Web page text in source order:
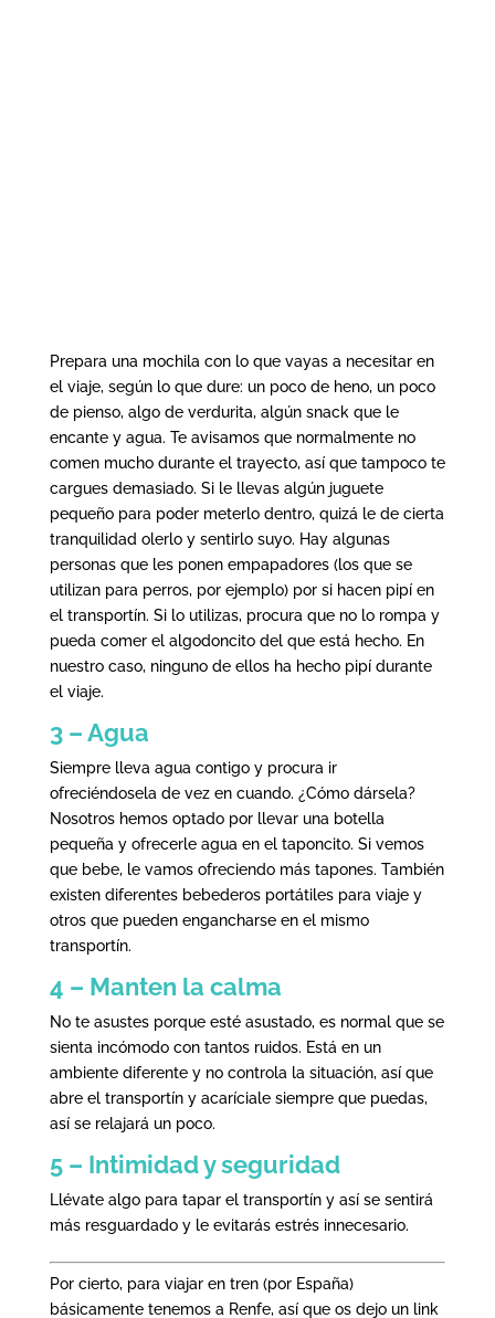
Prepara una mochila con lo que vayas a necesitar en
el viaje, según lo que dure: un poco de heno, un poco
de pienso, algo de verdurita, algún snack que le
encante y agua. Te avisamos que normalmente no
comen mucho durante el trayecto, así que tampoco te
cargues demasiado. Si le llevas algún juguete
pequeño para poder meterlo dentro, quizá le de cierta
tranquilidad olerlo y sentirlo suyo. Hay algunas
personas que les ponen empapadores (los que se
utilizan para perros, por ejemplo) por si hacen pipí en
el transportín. Si lo utilizas, procura que no lo rompa y
pueda comer el algodoncito del que está hecho. En
nuestro caso, ninguno de ellos ha hecho pipí durante
el viaje.
3 – Agua
Siempre lleva agua contigo y procura ir
ofreciéndosela de vez en cuando. ¿Cómo dársela?
Nosotros hemos optado por llevar una botella
pequeña y ofrecerle agua en el taponcito. Si vemos
que bebe, le vamos ofreciendo más tapones. También
existen diferentes bebederos portátiles para viaje y
otros que pueden engancharse en el mismo
transportín.
4 – Manten la calma
No te asustes porque esté asustado, es normal que se
sienta incómodo con tantos ruidos. Está en un
ambiente diferente y no controla la situación, así que
abre el transportín y acaríciale siempre que puedas,
así se relajará un poco.
5 – Intimidad y seguridad
Llévate algo para tapar el transportín y así se sentirá
más resguardado y le evitarás estrés innecesario.
Por cierto, para viajar en tren (por España)
básicamente tenemos a Renfe, así que os dejo un link